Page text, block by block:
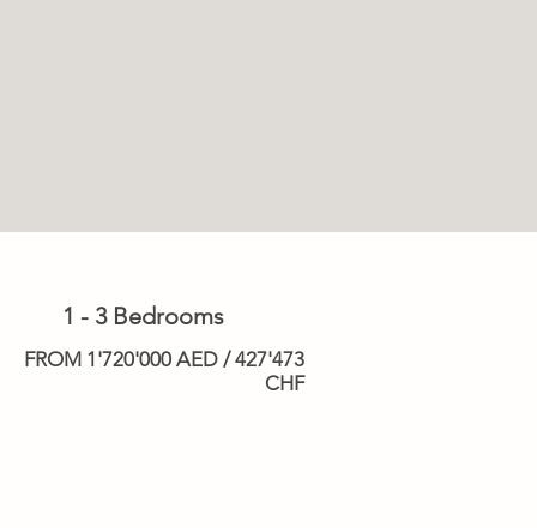
1 - 3 Bedrooms
FROM 1'720'000 AED / 427'473
CHF